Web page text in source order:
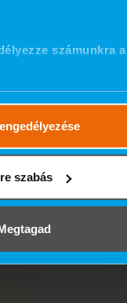
számunkra
szabás